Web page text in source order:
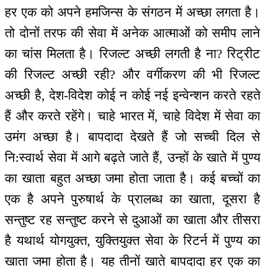
हर एक को अपने हमजिन्स के संगठन में अच्छा लगता है।
तो दोनों तरफ की सेवा में अनेक आत्माओं को समीप लाने
का चांस मिलता है। रिजल्ट अच्छी लगती है ना? रिट्रीट
की रिजल्ट अच्छी रही? और वर्गीकरण की भी रिजल्ट
अच्छी है, देश-विदेश कोई न कोई नई इन्वेन्शन करते रहते
हैं और करते रहेंगे। चाहे भारत में, चाहे विदेश में सेवा का
उमंग अच्छा है। बापदादा देखते हैं जो सच्ची दिल से
नि:स्वार्थ सेवा में आगे बढ़ते जाते हैं, उन्हों के खाते में पुण्य
का खाता बहुत अच्छा जमा होता जाता है। कई बच्चों का
एक है अपने पुरुषार्थ के प्रालब्ध का खाता, दूसरा है
सन्तुष्ट रह सन्तुष्ट करने से दुआओं का खाता और तीसरा
है यथार्थ योगयुक्त, युक्तियुक्त सेवा के रिटर्न में पुण्य का
खाता जमा होता है। यह तीनों खाते बापदादा हर एक का